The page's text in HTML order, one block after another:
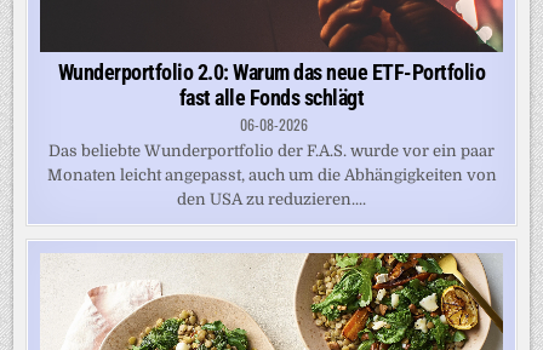
Wunderportfolio 2.0: Warum das neue ETF-Portfolio
fast alle Fonds schlägt
06-08-2026
Das beliebte Wunderportfolio der F.A.S. wurde vor ein paar
Monaten leicht angepasst, auch um die Abhängigkeiten von
den USA zu reduzieren....